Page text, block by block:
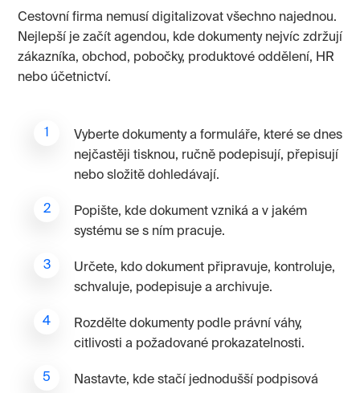
Cestovní firma nemusí digitalizovat všechno najednou.
Nejlepší je začít agendou, kde dokumenty nejvíc zdržují
zákazníka, obchod, pobočky, produktové oddělení, HR
nebo účetnictví.
Vyberte dokumenty a formuláře, které se dnes
nejčastěji tisknou, ručně podepisují, přepisují
nebo složitě dohledávají.
Popište, kde dokument vzniká a v jakém
systému se s ním pracuje.
Určete, kdo dokument připravuje, kontroluje,
schvaluje, podepisuje a archivuje.
Rozdělte dokumenty podle právní váhy,
citlivosti a požadované prokazatelnosti.
Nastavte, kde stačí jednodušší podpisová